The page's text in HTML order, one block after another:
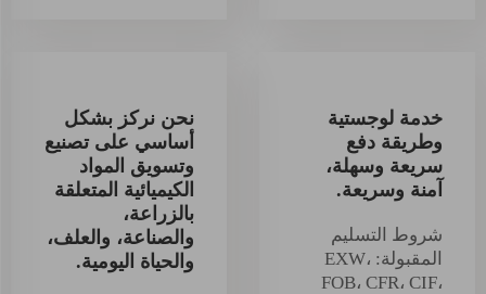
خدمة لوجستية
وطريقة دفع
سريعة وسهلة،
آمنة وسريعة.
شروط التسليم
المقبولة: EXW،
FOB، CFR، CIF،
نحن نركز بشكل
أساسي على تصنيع
وتسويق المواد
الكيميائية المتعلقة
بالزراعة،
والصناعة، والعلف،
والحياة اليومية.